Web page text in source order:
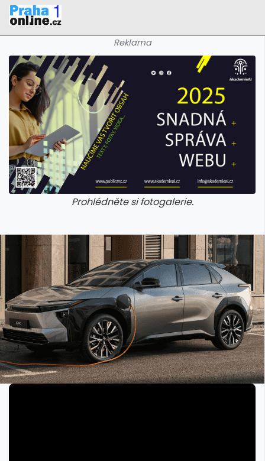
Reklama
Prohlédněte si fotogalerie.